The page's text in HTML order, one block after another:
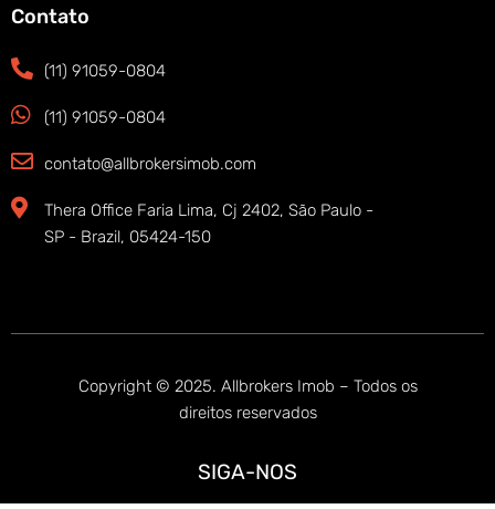
Contato
(11) 91059-0804
(11) 91059-0804
contato@allbrokersimob.com
Thera Office Faria Lima, Cj 2402, São Paulo -
SP - Brazil, 05424-150
Copyright © 2025. Allbrokers Imob – Todos os
direitos reservados
SIGA-NOS